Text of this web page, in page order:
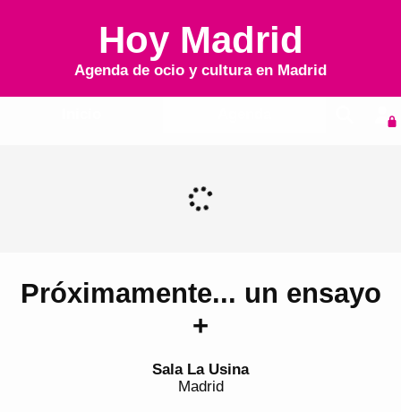
Hoy Madrid
Agenda de ocio y cultura en Madrid
Próximamente... un ensayo
+
Sala La Usina
Madrid